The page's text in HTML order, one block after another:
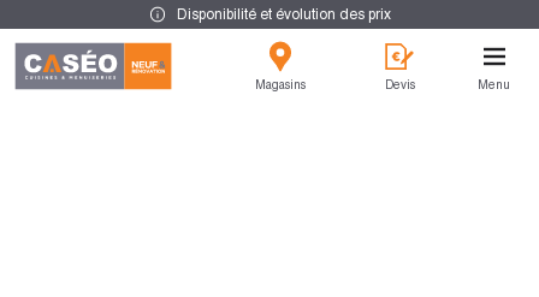
Disponibilité et évolution des prix
Magasins Devis Menu